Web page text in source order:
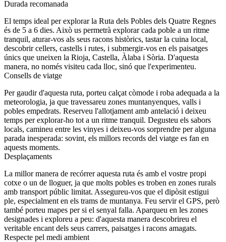
Durada recomanada
El temps ideal per explorar la Ruta dels Pobles dels Quatre Regnes
és de 5 a 6 dies. Això us permetrà explorar cada poble a un ritme
tranquil, aturar-vos als seus racons històrics, tastar la cuina local,
descobrir cellers, castells i rutes, i submergir-vos en els paisatges
únics que uneixen la Rioja, Castella, Àlaba i Sòria. D'aquesta
manera, no només visiteu cada lloc, sinó que l'experimenteu.
Consells de viatge
Per gaudir d'aquesta ruta, porteu calçat còmode i roba adequada a la
meteorologia, ja que travessareu zones muntanyenques, valls i
pobles empedrats. Reserveu l'allotjament amb antelació i deixeu
temps per explorar-ho tot a un ritme tranquil. Degusteu els sabors
locals, camineu entre les vinyes i deixeu-vos sorprendre per alguna
parada inesperada: sovint, els millors records del viatge es fan en
aquests moments.
Desplaçaments
La millor manera de recórrer aquesta ruta és amb el vostre propi
cotxe o un de lloguer, ja que molts pobles es troben en zones rurals
amb transport públic limitat. Assegureu-vos que el dipòsit estigui
ple, especialment en els trams de muntanya. Feu servir el GPS, però
també porteu mapes per si el senyal falla. Aparqueu en les zones
designades i exploreu a peu: d'aquesta manera descobrireu el
veritable encant dels seus carrers, paisatges i racons amagats.
Respecte pel medi ambient